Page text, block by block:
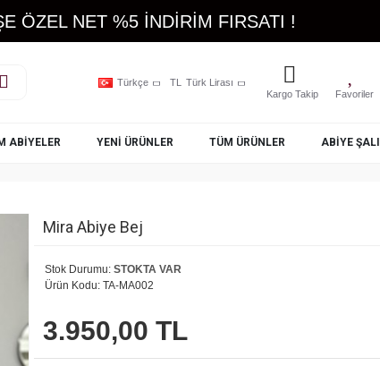
ÖZEL NET %5 İNDİRİM FIRSATI !
Türkçe TL
Türk Lirası
Kargo Takip
Favoriler
ABIYELER YENI ÜRÜNLER TÜM ÜRÜNLER ABIYE ŞALI
Mira Abiye Bej
Stok Durumu: STOKTA VAR
Ürün Kodu: TA-MA002
3.950,00 TL